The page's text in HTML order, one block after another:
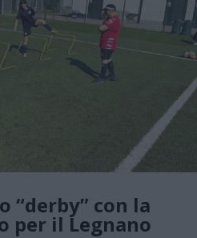
“derby” con la
per il Legnano